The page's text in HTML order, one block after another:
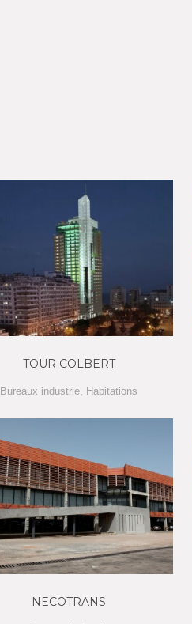
TOUR COLBERT
Bureaux industrie Habitations
NECOTRANS